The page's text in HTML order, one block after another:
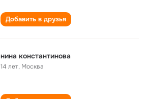
Добавить в друзья
нина константинова
14 лет, Москва